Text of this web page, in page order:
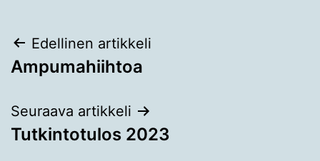
Artikkelien
selaus
Edellinen artikkeli
Ampumahiihtoa
Seuraava artikkeli
Tutkintotulos 2023